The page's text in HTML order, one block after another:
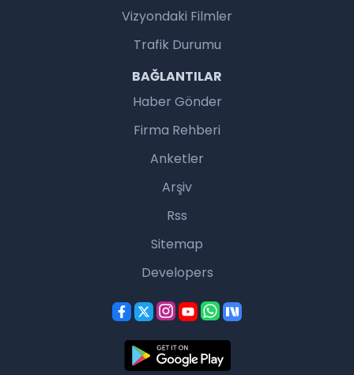
Vizyondaki Filmler
Trafik Durumu
BAĞLANTILAR
Haber Gönder
Firma Rehberi
Anketler
Arşiv
Rss
Sitemap
Developers